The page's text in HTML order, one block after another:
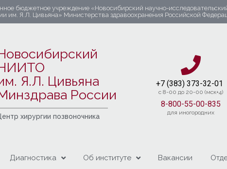
бюджетное учреждение «Новосибирский научно-
им. Я.Л. Цивьяна» Министерства здравоохранения Российской
Я.Л. Цивьяна
России
хирургии позвоночника
+7 (383) 373-32-01​
c 8-00 до 20-00 (мск+4)
8-800-55-00-835
для иногородних
Диагностика Об институте Вакансии